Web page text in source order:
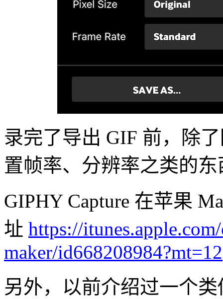
录完了导出 GIF 前，除
置帧率、分辨率之类的东
GIPHY Capture 在苹果
址 https://
maker/id668208984?mt=12
另外，以前介绍过一个